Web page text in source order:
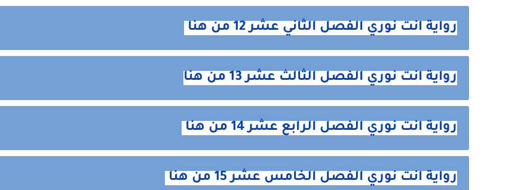
رواية انت نوري الفصل الثاني عشر 12 من هنا
رواية انت نوري الفصل الثالث عشر 13 من هنا
رواية انت نوري الفصل الرابع عشر 14 من هنا
رواية انت نوري الفصل الخامس عشر 15 من هنا